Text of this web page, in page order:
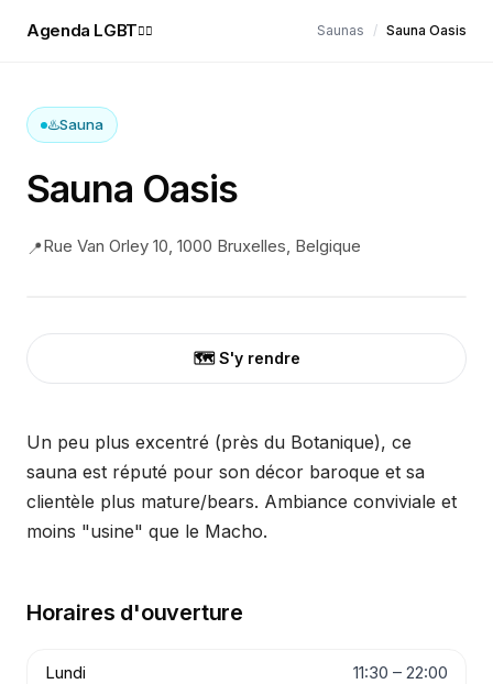
Agenda LGBT🏳️‍🌈 Saunas / Sauna Oasis
♨️Sauna
Sauna Oasis
📍Rue Van Orley 10, 1000 Bruxelles, Belgique
🗺️ S'y rendre
Un peu plus excentré (près du Botanique), ce
sauna est réputé pour son décor baroque et sa
clientèle plus mature/bears. Ambiance conviviale et
moins "usine" que le Macho.
Horaires d'ouverture
Lundi 11:30 – 22:00